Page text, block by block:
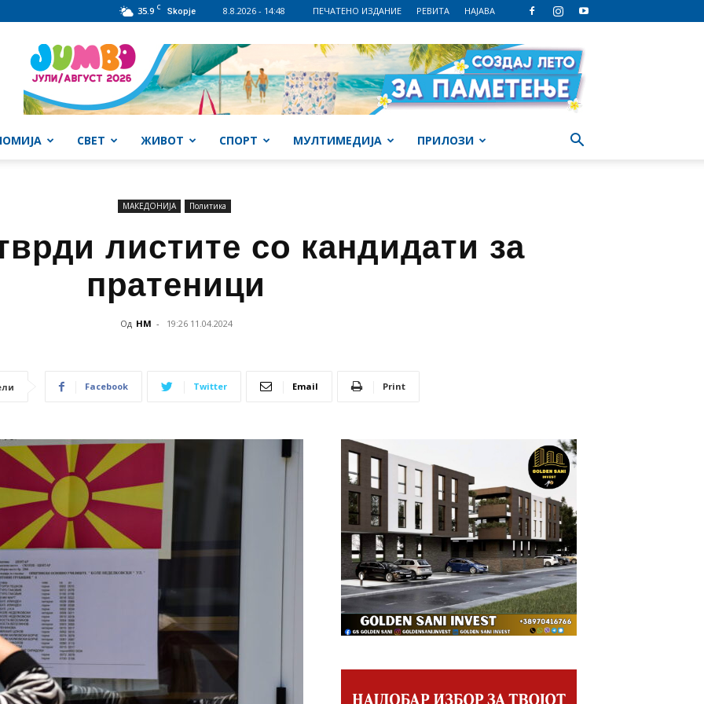
35.9 C Skopje 8.8.2026 - 14:48 ПЕЧАТЕНО ИЗДАНИЕ РЕВИТА НАЈАВА
СВЕТ ЖИВОТ СПОРТ МУЛТИМЕДИЈА ПРИЛОЗИ
МАКЕДОНИЈА Политика
листите со кандидати за
пратеници
Од НМ - 19:26 11.04.2024
Facebook Twitter Email Print